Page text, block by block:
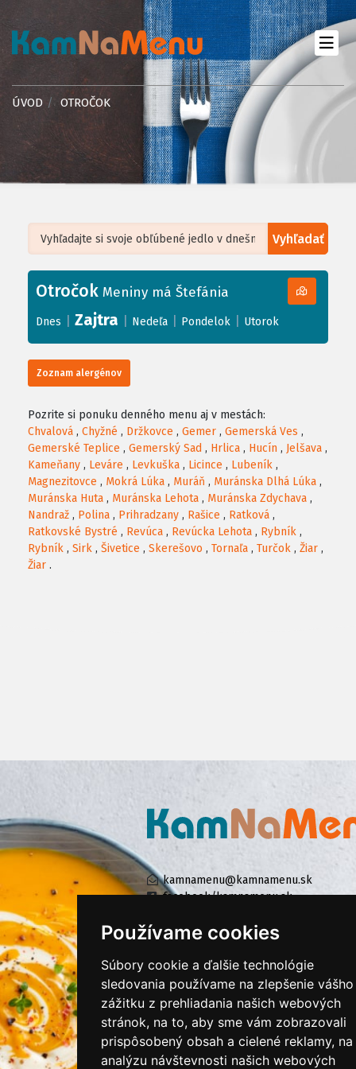
Používame cookies
Súbory cookie a ďalšie technológie
sledovania používame na zlepšenie vášho
zážitku z prehliadania našich webových
stránok, na to, aby sme vám zobrazovali
prispôsobený obsah a cielené reklamy, na
analýzu návštevnosti našich webových
ÚVOD OTROČOK
Vyhľadať
+
−
Leaflet| ©OpenStreetMap, Tiles courtesy ofHumanitarian OpenStreetMap
Otročok Meniny má Štefánia
Dnes Zajtra Nedeľa Pondelok Utorok
Zoznam alergénov
Pozrite si ponuku denného menu aj v mestách:
Chvalová , Chyžné , Držkovce , Gemer , Gemerská Ves ,
Gemerské Teplice , Gemerský Sad , Hrlica , Hucín , Jelšava ,
Kameňany , Leváre , Levkuška , Licince , Lubeník ,
Magnezitovce , Mokrá Lúka , Muráň , Muránska Dlhá Lúka ,
Muránska Huta , Muránska Lehota , Muránska Zdychava ,
Nandraž , Polina , Prihradzany , Rašice , Ratková ,
Ratkovské Bystré , Revúca , Revúcka Lehota , Rybník ,
Rybník , Sirk , Šivetice , Skerešovo , Tornaľa , Turčok , Žiar ,
Žiar .
kamnamenu@kamnamenu.sk
facebook/kamnamenu.sk
KONTAKTUJTE NÁS
PRIHLÁSIŤ SA DO ZÁKAZNÍCKEJ ZÓNY